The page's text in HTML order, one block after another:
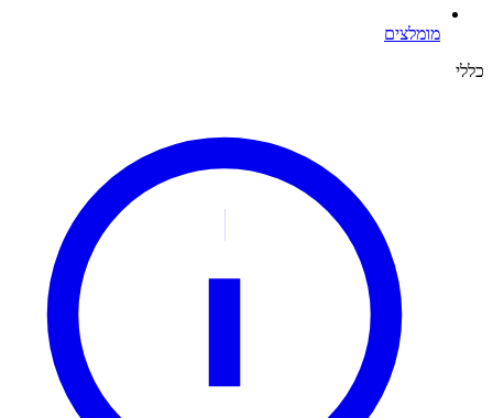
מומלצים
כללי